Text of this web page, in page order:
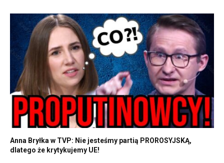
Anna Bryłka w TVP: Nie jesteśmy partią PROROSYJSKĄ,
dlatego że krytykujemy UE!